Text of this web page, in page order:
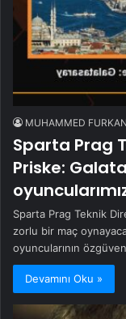
MUHAMMED
Sparta Prag
Priske:
Sparta Prag Teknik
zorlu bir maç
oyuncularının
Devamını Oku »